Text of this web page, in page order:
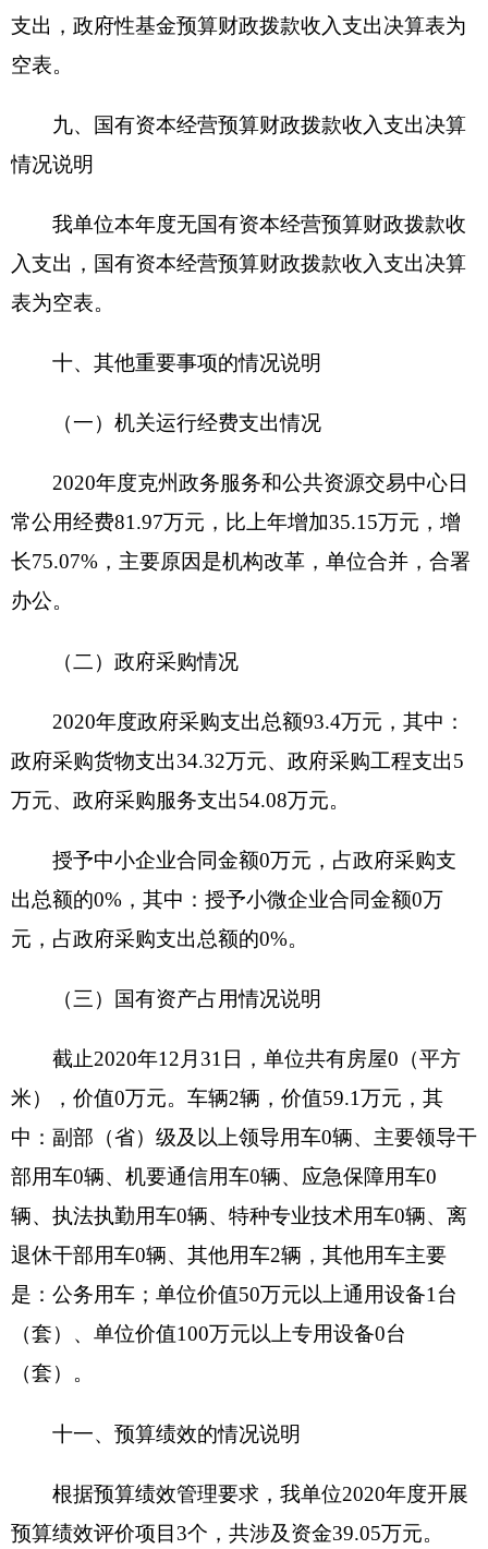
施进程；三是根据年中整体绩效完成情况，对照年
初设定目标，查找单位整体绩效执行过程中存在的
纠偏措施。发现的问题及原因：一是目前绩效评价
只针对单个项目不能反映项目之间的绩效差异，对
价；二是相关工作人员经验不足，绩效管理意识不
高，对于指标的编制还不够完善，缺乏科学、统
缺乏约束和制度保障。下一步改进措施：一是继续
健全绩效管理制度体系，按照预算编制、执行、监
建设为保障，以财政部门为监管主体、预算部门为
绩效知识培训，强化预算意识，并结合工作实际，
进行科学合理分配细化，及时跟踪项目预算执行进
财政拨款收入：指同级财政当年拨付的资金。
上级补助收入：指事业单位从主管部门和上级
单位取得的非财政补助收入。
事业收入：指事业单位开展专业业务活动及其
经营收入：指事业单位在专业业务活动及其辅
助活动之外开展非独立核算经营活动取得的收入。
算单位按有关规定上缴的收入。
其他收入：指除上述“财政拨款收入”、“事业收
入”、“经营收入”、“附属单位上缴收入”等之外取得
的收入。
年初结转和结余：指以前年度支出预算因客观
条件变化未执行完毕、结转到本年度按有关规定继
续使用的资金，既包括财政拨款结转和结余，也包
年末结转和结余：指本年度或以前年度预算安
延迟到以后年度按有关规定继续使用的资金，既包
括财政拨款结转和结余，也包括事业收入、经营收
基本支出：指为保障机构正常运转、完成日常
工作任务而发生的人员支出和公用支出。